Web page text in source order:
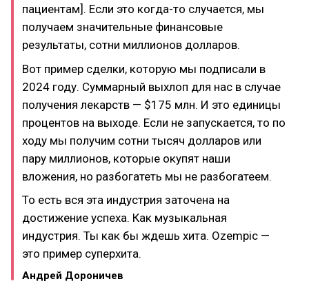
пациентам]. Если это когда-то случается, мы
получаем значительные финансовые
результаты, сотни миллионов долларов.
Вот пример сделки, которую мы подписали в
2024 году. Суммарный выхлоп для нас в случае
получения лекарств — $175 млн. И это единицы
процентов на выходе. Если не запускается, то по
ходу мы получим сотни тысяч долларов или
пару миллионов, которые окупят наши
вложения, но разбогатеть мы не разбогатеем.
То есть вся эта индустрия заточена на
достижение успеха. Как музыкальная
индустрия. Ты как бы ждешь хита. Ozempic —
это пример суперхита.
Андрей Дороничев